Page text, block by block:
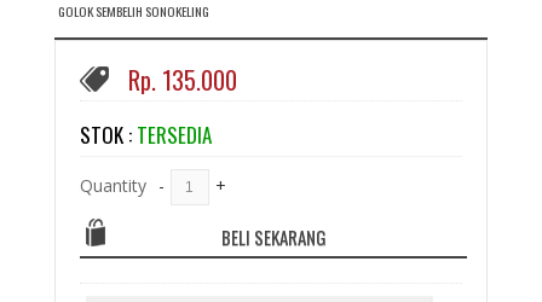
GOLOK SEMBELIH SONOKELING
Rp. 135.000
STOK : TERSEDIA
Quantity - +
BELI SEKARANG